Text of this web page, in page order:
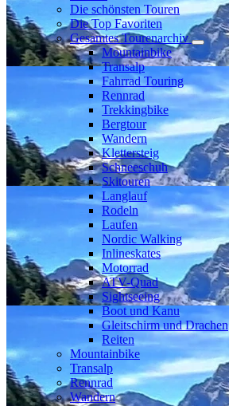
Die schönsten Touren
Die Top Favoriten
Gesamtes Tourenarchiv
Mountainbike
Transalp
Fahrrad Touring
Rennrad
Trekkingbike
Bergtour
Wandern
Klettersteig
Schneeschuh
Skitouren
Langlauf
Rodeln
Laufen
Nordic Walking
Inlineskates
Motorrad
ATV-Quad
Sightseeing
Boot und Kanu
Gleitschirm und Drachen
Reiten
Mountainbike
Transalp
Rennrad
Wandern